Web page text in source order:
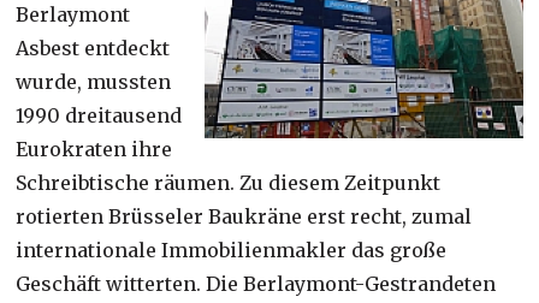
Berlaymont
Asbest entdeckt
wurde, mussten
1990 dreitausend
Eurokraten ihre
Schreibtische räumen. Zu diesem Zeitpunkt
rotierten Brüsseler Baukräne erst recht, zumal
internationale Immobilienmakler das große
Geschäft witterten. Die Berlaymont-Gestrandeten